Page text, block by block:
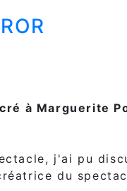
à Marguerite
j'ai pu
du